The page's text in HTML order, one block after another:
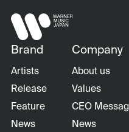
Brand
Artists
Release
Feature
News
Company
About us
Values
CEO
News